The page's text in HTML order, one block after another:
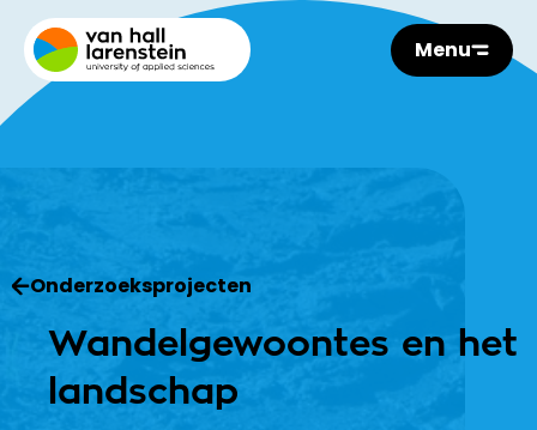
Menu
Onderzoeksprojecten
Wandelgewoontes en het
landschap